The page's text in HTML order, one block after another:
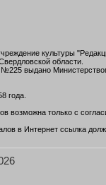
культуры
области.
№225 выдано
года.
возможна только с
в Интернет ссылка